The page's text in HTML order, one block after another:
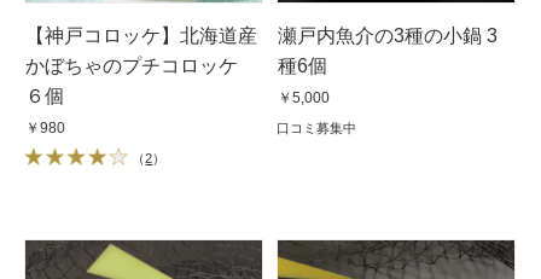
【神戸コロッケ】北海道産
かぼちゃのプチコロッケ
６個
￥980
（2）
瀬戸内魚介の3種の小鍋 3
種6個
￥5,000
口コミ募集中